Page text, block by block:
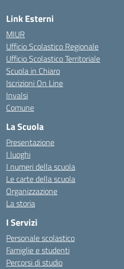
Link Esterni
MIUR
Ufficio Scolastico Regionale
Ufficio Scolastico Territoriale
Scuola in Chiaro
Iscrizioni On Line
Invalsi
Comune
La Scuola
Presentazione
I luoghi
I numeri della scuola
Le carte della scuola
Organizzazione
La storia
I Servizi
Personale scolastico
Famiglie e studenti
Percorsi di studio